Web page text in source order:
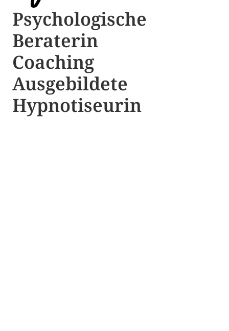
Psychologische ​​
Beraterin
Coaching
Ausgebildete​ ​
Hypnotiseurin